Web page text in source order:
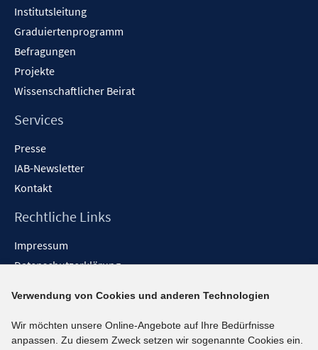
Institutsleitung
Graduiertenprogramm
Befragungen
Projekte
Wissenschaftlicher Beirat
Services
Presse
IAB-Newsletter
Kontakt
Rechtliche Links
Impressum
Datenschutzerklärung
Barrieren melden
Social-Media-Kanäle
Verwendung von Cookies und anderen Technologien
Wir möchten unsere Online-Angebote auf Ihre Bedürfnisse
anpassen. Zu diesem Zweck setzen wir sogenannte Cookies ein.